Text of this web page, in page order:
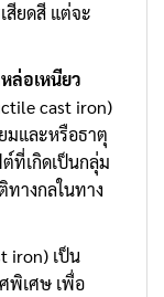
สียดสี แต่จะ
ล่อเหนียว
cast iron)
มและหรือธาตุ
ที่เกิดเป็นกลุ่ม
างกลในทาง
iron) เป็น
พิเศษ เพื่อ